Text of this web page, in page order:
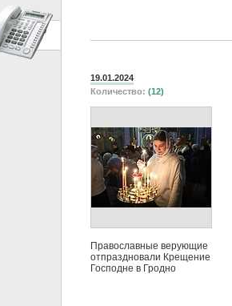
19.01.2024
Количество: (12)
Православные верующие
отпраздновали Крещение
Господне в Гродно